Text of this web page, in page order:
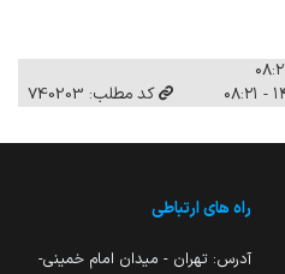
کد مطلب: 740203
راه های ارتباطی
آدرس: تهران - میدان امام خمینی-